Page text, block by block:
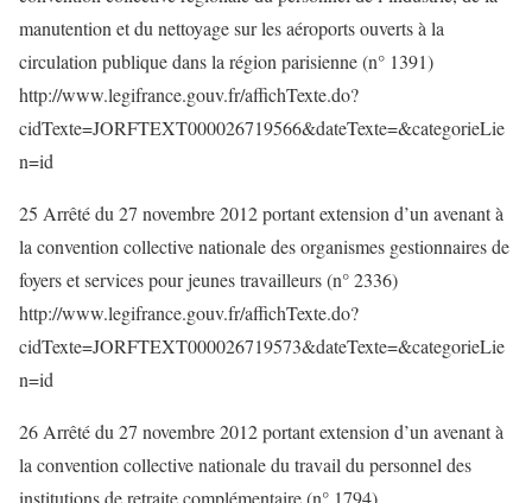
manutention et du nettoyage sur les aéroports ouverts à la
circulation publique dans la région parisienne (n° 1391)
http://www.legifrance.gouv.fr/affichTexte.do?
cidTexte=JORFTEXT000026719566&dateTexte=&categorieLie
n=id
25 Arrêté du 27 novembre 2012 portant extension d’un avenant à
la convention collective nationale des organismes gestionnaires de
foyers et services pour jeunes travailleurs (n° 2336)
http://www.legifrance.gouv.fr/affichTexte.do?
cidTexte=JORFTEXT000026719573&dateTexte=&categorieLie
n=id
26 Arrêté du 27 novembre 2012 portant extension d’un avenant à
la convention collective nationale du travail du personnel des
institutions de retraite complémentaire (n° 1794)